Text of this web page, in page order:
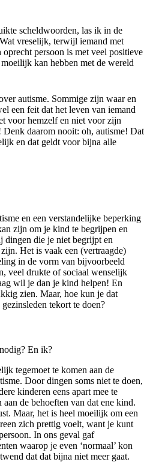
scheldwoorden, las ik in de
vreselijk, terwijl iemand met
persoon is met veel positieve
kan hebben met de wereld
autisme. Sommige zijn waar en
een feit dat het leven van iemand
voor hemzelf en niet voor zijn
Denk daarom nooit: oh, autisme! Dat
en dat geldt voor bijna alle
en een verstandelijke beperking
zijn om je kind te begrijpen en
dingen die je niet begrijpt en
Het is vaak een (vertraagde)
in de vorm van bijvoorbeeld
veel drukte of sociaal wenselijk
wil je dan je kind helpen! En
zien. Maar, hoe kun je dat
tekort te doen?
En ik?
tegemoet te komen aan de
Door dingen soms niet te doen,
kinderen eens apart mee te
de behoeften van dat ene kind.
Maar, het is heel moeilijk om een
zich prettig voelt, want je kunt
In ons geval gaf
waarop je even ‘normaal’ kon
dat dat bijna niet meer gaat.